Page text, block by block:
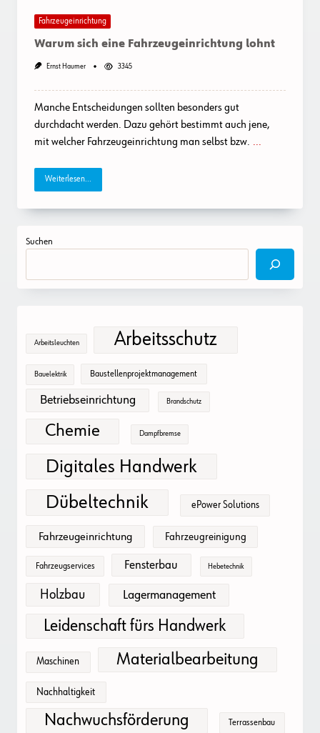
Fahrzeugeinrichtung
Warum sich eine Fahrzeugeinrichtung lohnt
Ernst Haumer 3345
Manche Entscheidungen sollten besonders gut
durchdacht werden. Dazu gehört bestimmt auch jene,
mit welcher Fahrzeugeinrichtung man selbst bzw. ...
Weiterlesen...
Suchen
Arbeitsleuchten Arbeitsschutz
Bauelektrik Baustellenprojektmanagement
Betriebseinrichtung Brandschutz
Chemie Dampfbremse
Digitales Handwerk
Dübeltechnik
ePower Solutions
Fahrzeugeinrichtung Fahrzeugreinigung
Fahrzeugservices Fensterbau Hebetechnik
Holzbau Lagermanagement
Leidenschaft fürs Handwerk
Maschinen Materialbearbeitung
Nachhaltigkeit
Nachwuchsförderung Terrassenbau